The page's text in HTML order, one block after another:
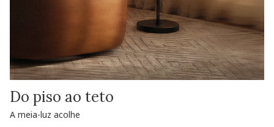
Do piso ao teto
A meia-luz acolhe